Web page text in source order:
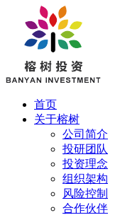
首页
关于榕树
公司简介
投研团队
投资理念
组织架构
风险控制
合作伙伴